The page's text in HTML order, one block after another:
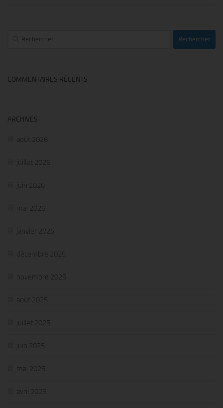
Rechercher :
COMMENTAIRES RÉCENTS
ARCHIVES
août 2026
juillet 2026
juin 2026
mai 2026
janvier 2026
décembre 2025
novembre 2025
août 2025
juillet 2025
juin 2025
mai 2025
avril 2025